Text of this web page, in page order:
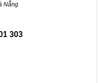
Nẵng
303